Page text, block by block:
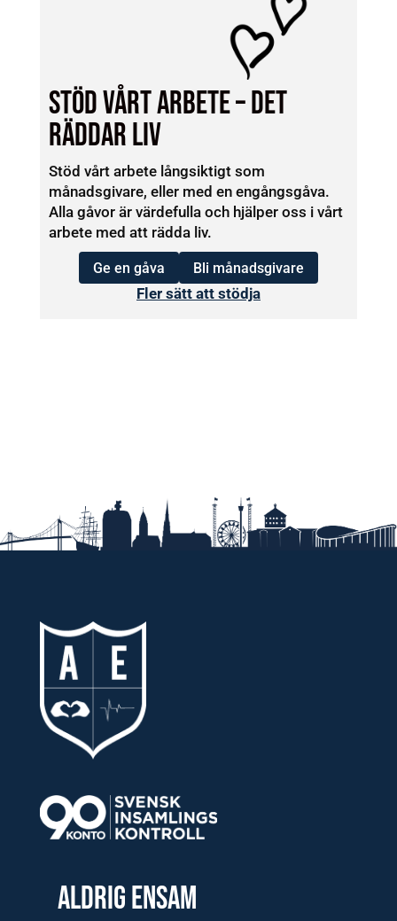
Stöd vårt ARBETE – DET
RÄDDAR LIV
Stöd vårt arbete långsiktigt som
månadsgivare, eller med en engångsgåva.
Alla gåvor är värdefulla och hjälper oss i vårt
arbete med att rädda liv.
Ge en gåva Bli månadsgivare
Fler sätt att stödja
Aldrig Ensam